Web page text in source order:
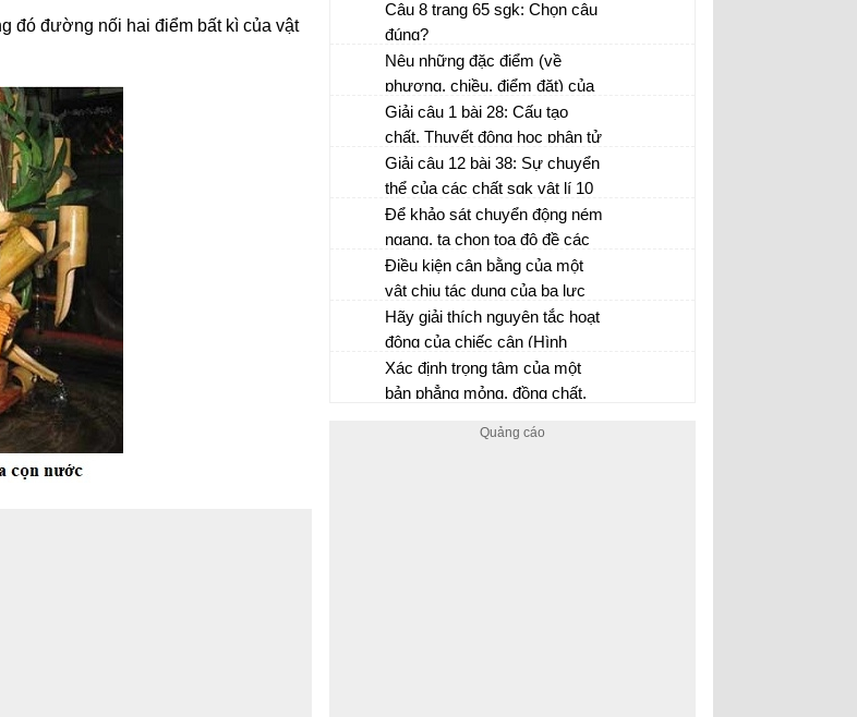
đó đường nối hai điểm bất kì của vật
Câu 8 trang 65 sgk: Chọn câu
đúng?
Nêu những đặc điểm (về
phương, chiều, điểm đặt) của
lực đàn hồi của
Giải câu 1 bài 28: Cấu tạo
chất. Thuyết động học phân tử
chất khí sgk vật lí 10 trang 154
Giải câu 12 bài 38: Sự chuyển
thể của các chất sgk vật lí 10
trang 210
Để khảo sát chuyển động ném
ngang, ta chọn tọa độ đề các
như thế nào là thích hợp nhất?
Nêu cách phân tích chuyển
động ném ngang
Điều kiện cân bằng của một
vật chịu tác dụng của ba lực
không song song là gì?
Hãy giải thích nguyên tắc hoạt
động của chiếc cân (Hình
18.7)
Xác định trọng tâm của một
bản phẳng mỏng, đồng chất,